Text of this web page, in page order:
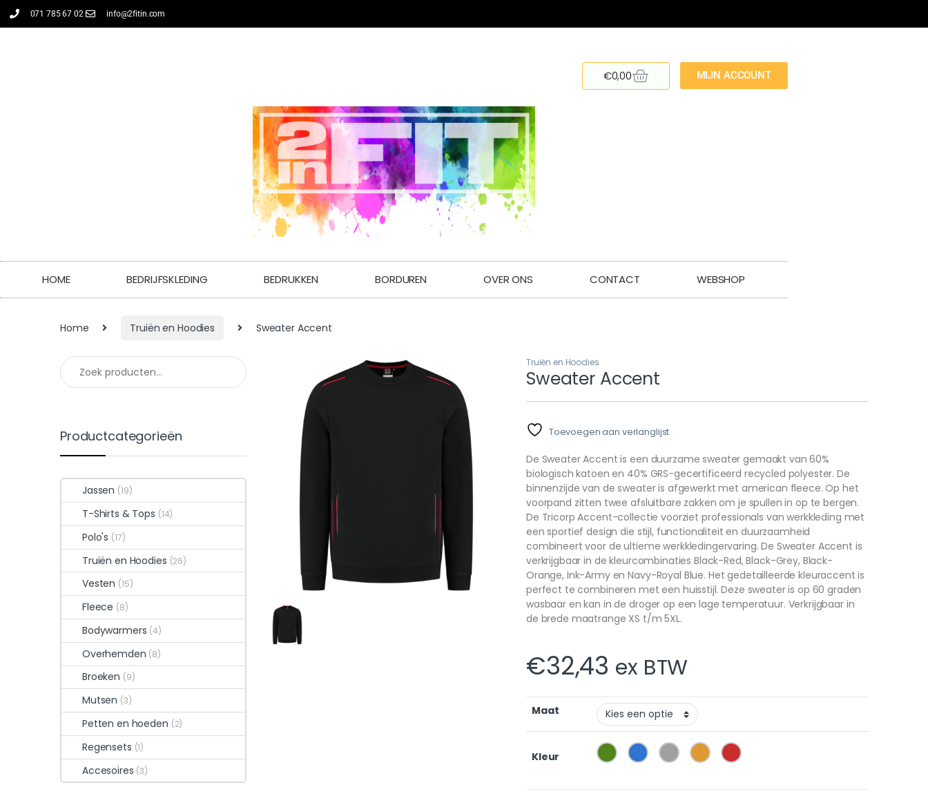
071 785 67 02 info@2fitin.com
€0,00 MIJN ACCOUNT
HOME BEDRIJFSKLEDING BEDRUKKEN BORDUREN OVER ONS CONTACT WEBSHOP
Home Truiën en Hoodies Sweater Accent
Truiën en Hoodies
Sweater Accent
Toevoegen aan verlanglijst
De Sweater Accent is een duurzame sweater gemaakt van 60%
biologisch katoen en 40% GRS-gecertificeerd recycled polyester. De
binnenzijde van de sweater is afgewerkt met american fleece. Op het
voorpand zitten twee afsluitbare zakken om je spullen in op te bergen.
De Tricorp Accent-collectie voorziet professionals van werkkleding met
een sportief design die stijl, functionaliteit en duurzaamheid
combineert voor de ultieme werkkledingervaring. De Sweater Accent is
verkrijgbaar in de kleurcombinaties Black-Red, Black-Grey, Black-
Orange, Ink-Army en Navy-Royal Blue. Het gedetailleerde kleuraccent is
perfect te combineren met een huisstijl. Deze sweater is op 60 graden
wasbaar en kan in de droger op een lage temperatuur. Verkrijgbaar in
de brede maatrange XS t/m 5XL.
€32,43 ex BTW
Maat
Kleur
Productcategorieën
Jassen (19)
T-Shirts & Tops (14)
Polo's (17)
Truiën en Hoodies (26)
Vesten (15)
Fleece (8)
Bodywarmers (4)
Overhemden (8)
Broeken (9)
Mutsen (3)
Petten en hoeden (2)
Regensets (1)
Accesoires (3)